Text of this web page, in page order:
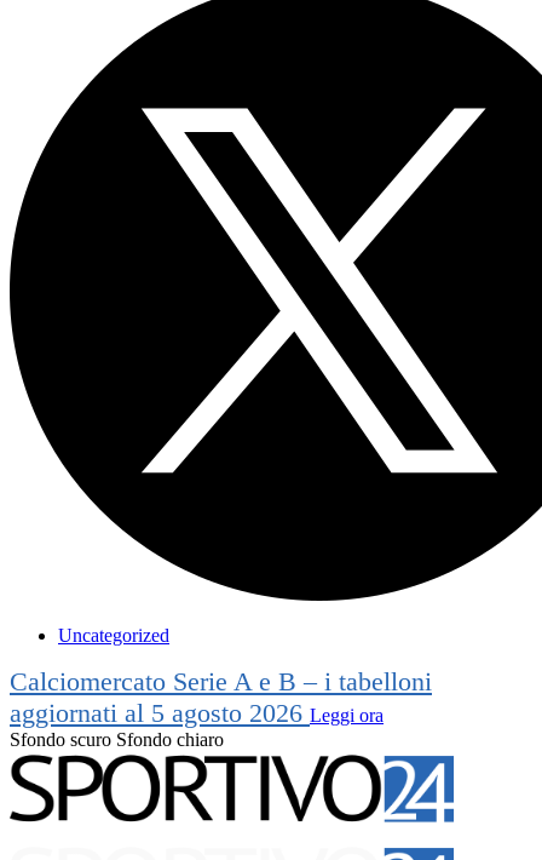
Uncategorized
Calciomercato Serie A e B – i tabelloni
aggiornati al 5 agosto 2026 Leggi ora
Sfondo scuro Sfondo chiaro